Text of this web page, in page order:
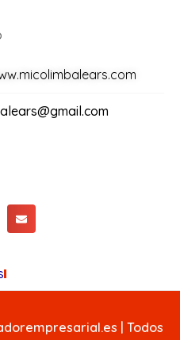
| Todos